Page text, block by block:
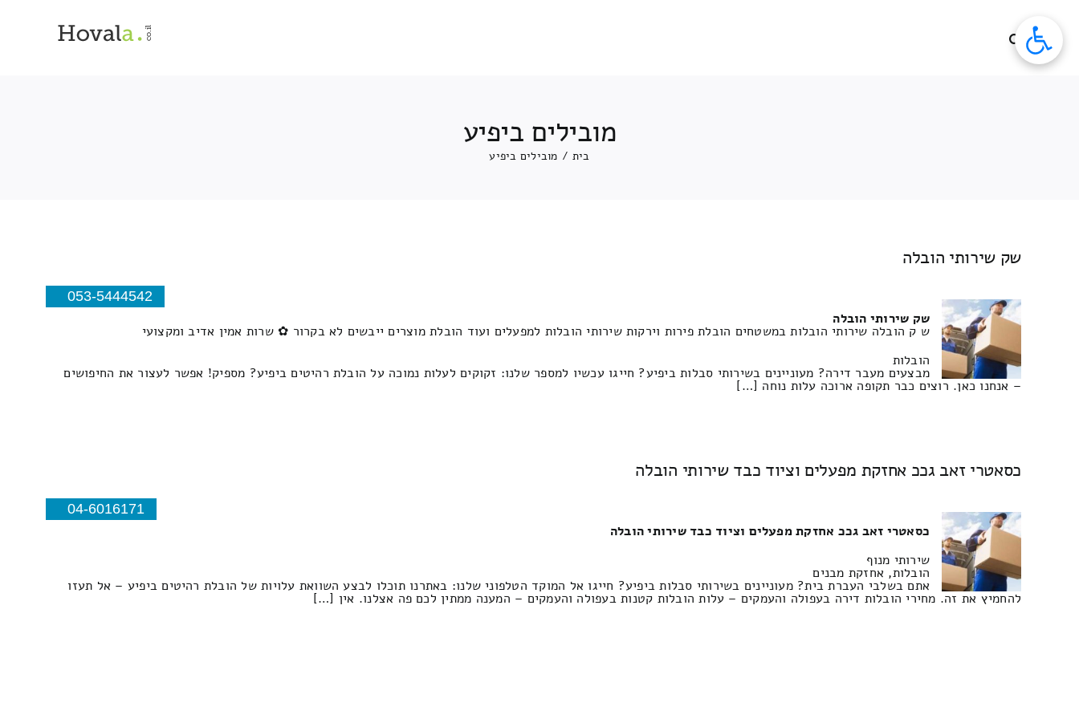
מובילים ביפיע
בית / מובילים ביפיע
שק שירותי הובלה
053-5444542
שק שירותי הובלה
ש ק הובלה שירותי הובלות במשטחים הובלת פירות וירקות שירותי הובלות למפעלים ועוד הובלת מוצרים ייבשים לא בקרור ✿ שרות אמין אדיב ומקצועי
הובלות
מבצעים מעבר דירה? מעוניינים בשירותי סבלות ביפיע? חייגו עכשיו למספר שלנו: זקוקים לעלות נמוכה על הובלת רהיטים ביפיע? מספיק! אפשר לעצור את החיפושים
– אנחנו כאן. רוצים כבר תקופה ארוכה עלות נוחה […]
כסאטרי זאב גככ אחזקת מפעלים וציוד כבד שירותי הובלה
04-6016171
כסאטרי זאב גככ אחזקת מפעלים וציוד כבד שירותי הובלה
שירותי מנוף
הובלות, אחזקת מבנים
אתם בשלבי העברת בית? מעוניינים בשירותי סבלות ביפיע? חייגו אל המוקד הטלפוני שלנו: באתרנו תוכלו לבצע השוואת עלויות של הובלת רהיטים ביפיע – אל תעזו
להחמיץ את זה. מחירי הובלות דירה בעפולה והעמקים – עלות הובלות קטנות בעפולה והעמקים – המענה ממתין לכם פה אצלנו. אין […]